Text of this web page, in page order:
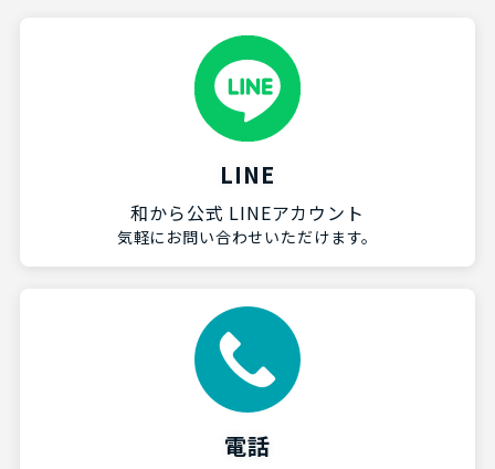
LINE
和から公式 LINEアカウント
気軽にお問い合わせいただけます。
電話